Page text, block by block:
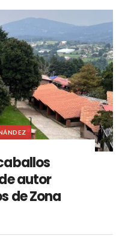
autor
de Zona